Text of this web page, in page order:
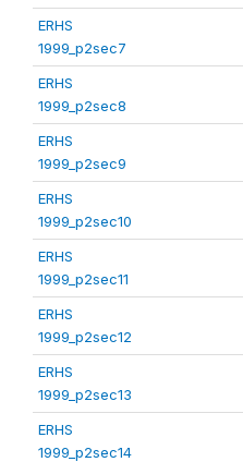
ERHS
1999_p2sec7
ERHS
1999_p2sec8
ERHS
1999_p2sec9
ERHS
1999_p2sec10
ERHS
1999_p2sec11
ERHS
1999_p2sec12
ERHS
1999_p2sec13
ERHS
1999_p2sec14